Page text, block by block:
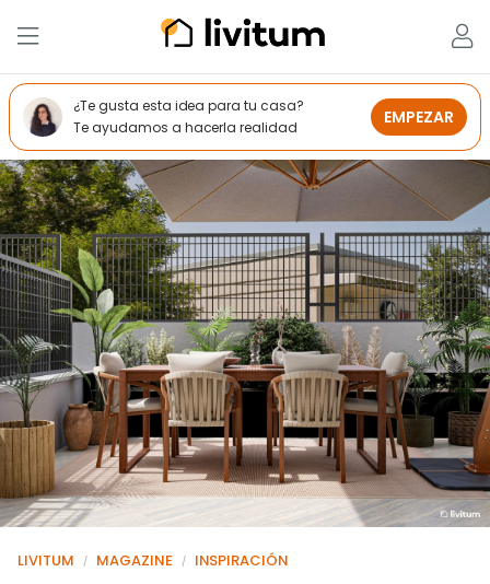
LIVITUM / MAGAZINE / INSPIRACIÓN
¿Te gusta esta idea para tu casa?
Te ayudamos a hacerla realidad
EMPEZAR